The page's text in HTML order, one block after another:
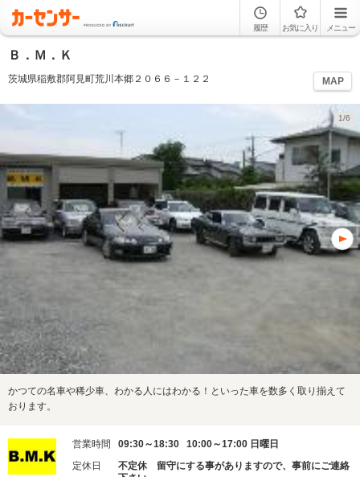
履歴 お気に入り メニュー
Ｂ．Ｍ．Ｋ
茨城県稲敷郡阿見町荒川本郷２０６６－１２２ MAP
1/6
かつての名車や稀少車、わかる人にはわかる！といった車を数多く取り揃えて
おります。
営業時間
09:30～18:30 10:00～17:00 日曜日
定休日
不定休 留守にする事がありますので、事前にご連絡